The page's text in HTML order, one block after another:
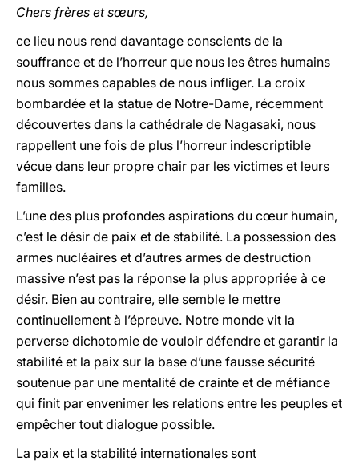
Chers frères et sœurs,
ce lieu nous rend davantage conscients de la
souffrance et de l’horreur que nous les êtres humains
nous sommes capables de nous infliger. La croix
bombardée et la statue de Notre-Dame, récemment
découvertes dans la cathédrale de Nagasaki, nous
rappellent une fois de plus l’horreur indescriptible
vécue dans leur propre chair par les victimes et leurs
familles.
L’une des plus profondes aspirations du cœur humain,
c’est le désir de paix et de stabilité. La possession des
armes nucléaires et d’autres armes de destruction
massive n’est pas la réponse la plus appropriée à ce
désir. Bien au contraire, elle semble le mettre
continuellement à l’épreuve. Notre monde vit la
perverse dichotomie de vouloir défendre et garantir la
stabilité et la paix sur la base d’une fausse sécurité
soutenue par une mentalité de crainte et de méfiance
qui finit par envenimer les relations entre les peuples et
empêcher tout dialogue possible.
La paix et la stabilité internationales sont